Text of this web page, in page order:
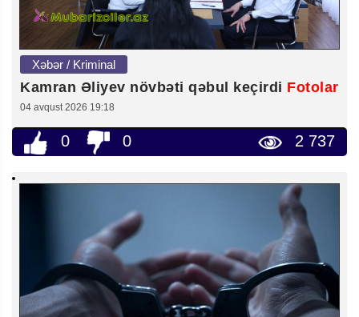
Xəbər / Kriminal
Kamran Əliyev növbəti qəbul keçirdi Fotolar
04 avqust 2026 19:18
0 0 2 737